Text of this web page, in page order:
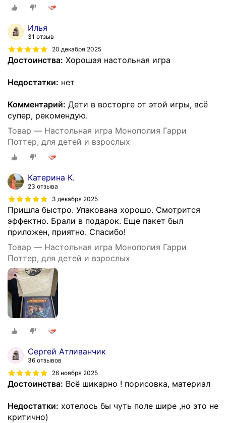
Илья
31 отзыв
20 декабря 2025
Достоинства: Хорошая настольная игра
Недостатки: нет
Комментарий: Дети в восторге от этой игры, всё
супер, рекомендую.
Товар — Настольная игра Монополия Гарри
Поттер, для детей и взрослых
Катерина К.
23 отзыва
3 декабря 2025
Пришла быстро. Упакована хорошо. Смотрится
эффектно. Брали в подарок. Еще пакет был
приложен, приятно. Спасибо!
Товар — Настольная игра Монополия Гарри
Поттер, для детей и взрослых
Сергей Атливанчик
36 отзывов
26 ноября 2025
Достоинства: Всё шикарно ! порисовка, материал
Недостатки: хотелось бы чуть поле шире ,но это не
критично)